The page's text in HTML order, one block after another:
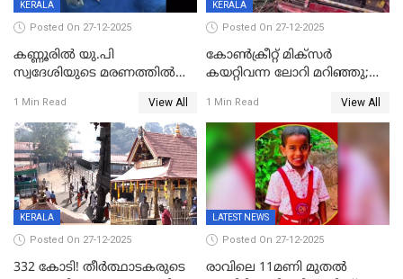
KERALA
Posted On 27-12-2025
കണ്ണൂരിൽ യു.പി
സ്വദേശിയുടെ മരണത്തിൽ
കേസ്; തർക്കമുണ്ടായത്
ഫേഷ്യലിന് 300 രൂപ
ആവശ്യപ്പെട്ടതിനെച്ചൊല്ലി
1 Min Read View All
KERALA
Posted On 27-12-2025
കോണ്‍ക്രീറ്റ് മിക്‌സര്‍
കയറ്റിവന്ന ലോറി മറിഞ്ഞു;
അപകടം കണ്ണൂരിൽ
1 Min Read View All
KERALA
Posted On 27-12-2025
332 കോടി! തീർത്ഥാടകരുടെ
LATEST NEWS
Posted On 27-12-2025
രാവിലെ 11മണി മുതൽ